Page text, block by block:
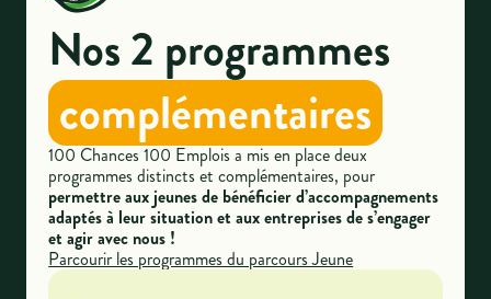
Nos 2 programmes
complémentaires
100 Chances 100 Emplois a mis en place deux
programmes distincts et complémentaires, pour
permettre aux jeunes de bénéficier d’accompagnements
adaptés à leur situation et aux entreprises de s’engager
et agir avec nous !
Parcourir les programmes du parcours Jeune